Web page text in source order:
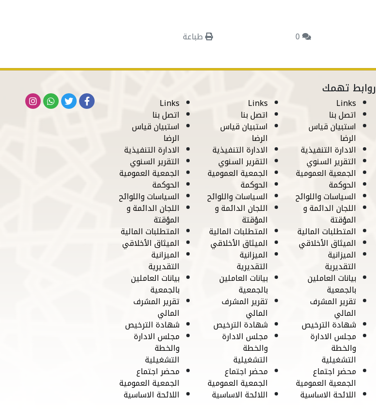
0 طباعة
روابط تهمك
Links
اتصل بنا
استبيان قياس
الرضا
الادارة التنفيذية
التقرير السنوي
الجمعية العمومية
الحوكمة
السياسات واللوائح
اللجان الدائمة و
المؤقتة
المتطلبات المالية
الميثاق الأخلاقي
الميزانية
التقديرية
بيانات العاملين
بالجمعية
تقرير المشرف
المالي
شهادة الترخيص
مجلس الادارة
والخطة
التشغيلية
محضر اجتماع
الجمعية العمومية
اللائحة الاساسية
Links
اتصل بنا
استبيان قياس
الرضا
الادارة التنفيذية
التقرير السنوي
الجمعية العمومية
الحوكمة
السياسات واللوائح
اللجان الدائمة و
المؤقتة
المتطلبات المالية
الميثاق الأخلاقي
الميزانية
التقديرية
بيانات العاملين
بالجمعية
تقرير المشرف
المالي
شهادة الترخيص
مجلس الادارة
والخطة
التشغيلية
محضر اجتماع
الجمعية العمومية
اللائحة الاساسية
Links
اتصل بنا
استبيان قياس
الرضا
الادارة التنفيذية
التقرير السنوي
الجمعية العمومية
الحوكمة
السياسات واللوائح
اللجان الدائمة و
المؤقتة
المتطلبات المالية
الميثاق الأخلاقي
الميزانية
التقديرية
بيانات العاملين
بالجمعية
تقرير المشرف
المالي
شهادة الترخيص
مجلس الادارة
والخطة
التشغيلية
محضر اجتماع
الجمعية العمومية
اللائحة الاساسية